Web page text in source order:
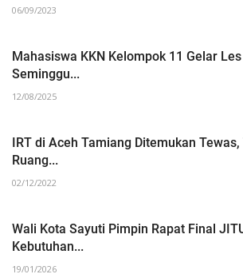
06/09/2023
Mahasiswa KKN Kelompok 11 Gelar
Seminggu...
12/08/2025
IRT di Aceh Tamiang Ditemukan
Ruang...
02/12/2022
Wali Kota Sayuti Pimpin Rapat Final
Kebutuhan...
19/01/2026